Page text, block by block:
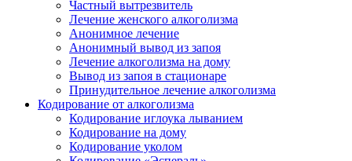
Частный вытрезвитель
Лечение женского алкоголизма
Анонимное лечение
Анонимный вывод из запоя
Лечение алкоголизма на дому
Вывод из запоя в стационаре
Принудительное лечение алкоголизма
Кодирование от алкоголизма
Кодирование иглоука лыванием
Кодирование на дому
Кодирование уколом